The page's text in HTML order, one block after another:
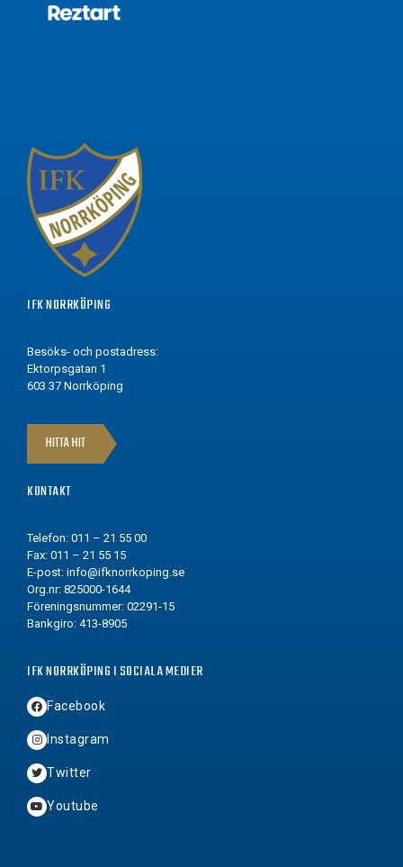
IFK NORRKÖPING
Besöks- och postadress:
Ektorpsgatan 1
603 37 Norrköping
HITTA HIT
KONTAKT
Telefon: 011 – 21 55 00
Fax: 011 – 21 55 15
E-post: info@ifknorrkoping.se
Org.nr: 825000-1644
Föreningsnummer: 02291-15
Bankgiro: 413-8905
IFK NORRKÖPING I SOCIALA MEDIER
Facebook
Instagram
Twitter
Youtube